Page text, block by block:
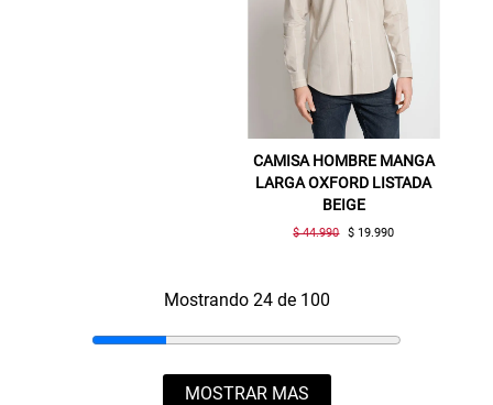
CAMISA HOMBRE MANGA
LARGA OXFORD LISTADA
BEIGE
$ 44.990 $ 19.990
Mostrando 24 de 100
MOSTRAR MAS